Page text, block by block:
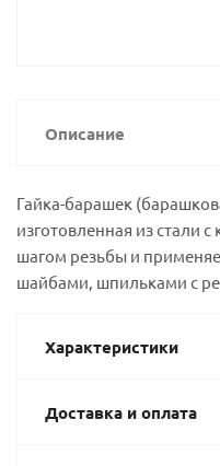
Описание
Гайка-барашек
изготовленная из стали
шагом резьбы и
шайбами, шпильками с
Характеристики
Доставка и оплата